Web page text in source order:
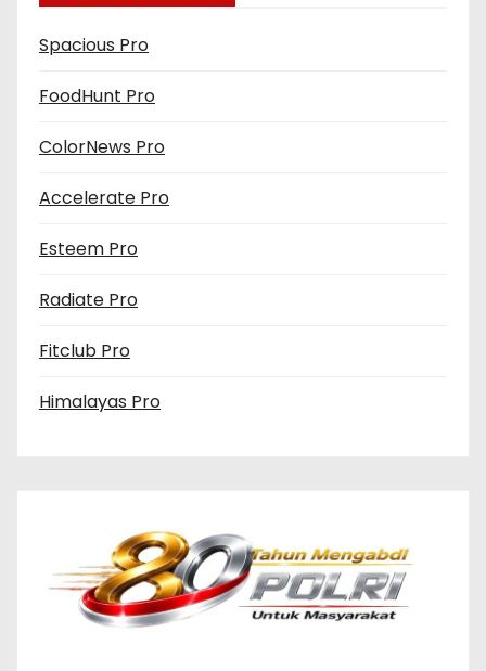
Spacious Pro
FoodHunt Pro
ColorNews Pro
Accelerate Pro
Esteem Pro
Radiate Pro
Fitclub Pro
Himalayas Pro